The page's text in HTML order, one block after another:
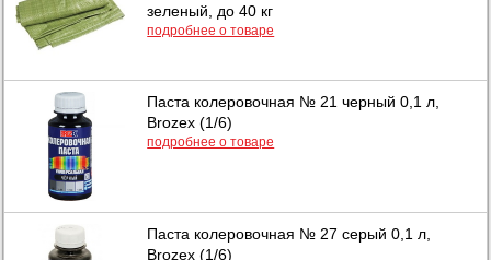
зеленый, до 40 кг
подробнее о товаре
Паста колеровочная № 21 черный 0,1 л,
Brozex (1/6)
подробнее о товаре
Паста колеровочная № 27 серый 0,1 л,
Brozex (1/6)